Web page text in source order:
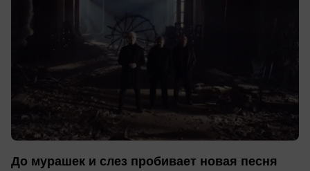
До мурашек и слез пробивает новая песня